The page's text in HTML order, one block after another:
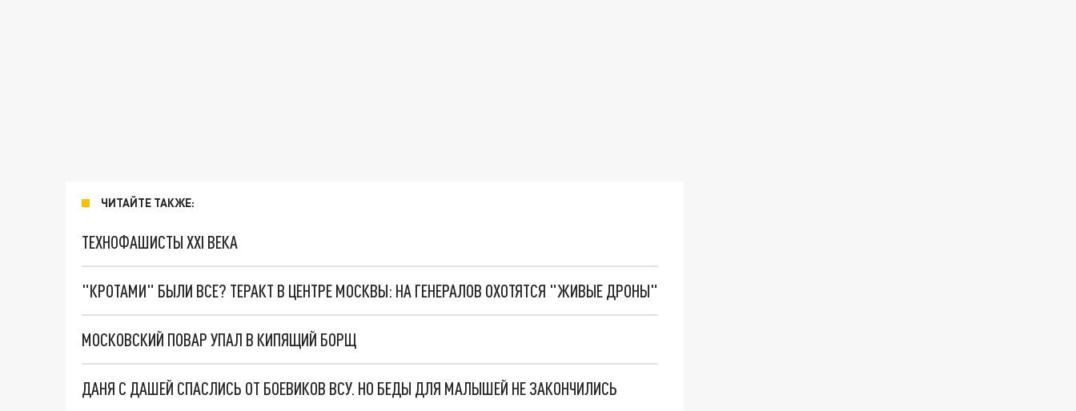
ЧИТАЙТЕ ТАКЖЕ:
ТЕХНОФАШИСТЫ XXI ВЕКА
"КРОТАМИ" БЫЛИ ВСЕ? ТЕРАКТ В ЦЕНТРЕ МОСКВЫ: НА ГЕНЕРАЛОВ ОХОТЯТСЯ "ЖИВЫЕ ДРОНЫ"
МОСКОВСКИЙ ПОВАР УПАЛ В КИПЯЩИЙ БОРЩ
ДАНЯ С ДАШЕЙ СПАСЛИСЬ ОТ БОЕВИКОВ ВСУ. НО БЕДЫ ДЛЯ МАЛЫШЕЙ НЕ ЗАКОНЧИЛИСЬ